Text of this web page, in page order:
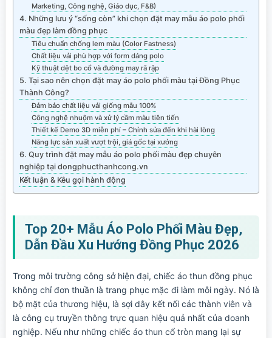
Marketing, Công nghệ, Giáo dục, F&B)
4. Những lưu ý “sống còn” khi chọn đặt may mẫu áo polo phối
màu đẹp làm đồng phục
Tiêu chuẩn chống lem màu (Color Fastness)
Chất liệu vải phù hợp với form dáng polo
Kỹ thuật dệt bo cổ và đường may rã rập
5. Tại sao nên chọn đặt may áo polo phối màu tại Đồng Phục
Thành Công?
Đảm bảo chất liệu vải giống mẫu 100%
Công nghệ nhuộm và xử lý cầm màu tiên tiến
Thiết kế Demo 3D miễn phí – Chỉnh sửa đến khi hài lòng
Năng lực sản xuất vượt trội, giá gốc tại xưởng
6. Quy trình đặt may mẫu áo polo phối màu đẹp chuyên
nghiệp tại dongphucthanhcong.vn
Kết luận & Kêu gọi hành động
Top 20+ Mẫu Áo Polo Phối Màu Đẹp,
Dẫn Đầu Xu Hướng Đồng Phục 2026
Trong môi trường công sở hiện đại, chiếc áo thun đồng phục
không chỉ đơn thuần là trang phục mặc đi làm mỗi ngày. Nó là
bộ mặt của thương hiệu, là sợi dây kết nối các thành viên và
là công cụ truyền thông trực quan hiệu quả nhất của doanh
nghiệp. Nếu như những chiếc áo thun cổ tròn mang lại sự